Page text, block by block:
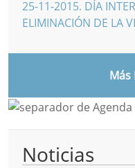
25-11-2015. DÍA
ELIMINACIÓN DE LA
Más
Noticias